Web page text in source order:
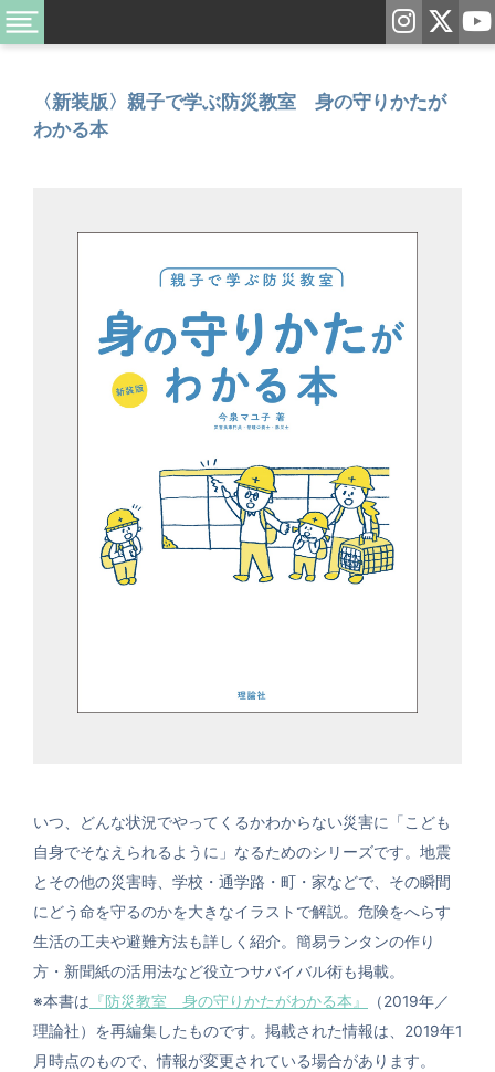
〈新装版〉親子で学ぶ防災教室 身の守りかたが
わかる本
いつ、どんな状況でやってくるかわからない災害に「こども
自身でそなえられるように」なるためのシリーズです。地震
とその他の災害時、学校・通学路・町・家などで、その瞬間
にどう命を守るのかを大きなイラストで解説。危険をへらす
生活の工夫や避難方法も詳しく紹介。簡易ランタンの作り
方・新聞紙の活用法など役立つサバイバル術も掲載。
※本書は 『防災教室 身の守りかたがわかる本』
（2019年／
理論社）を再編集したものです。掲載された情報は、2019年1
月時点のもので、情報が変更されている場合があります。